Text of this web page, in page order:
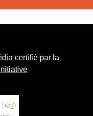
certifié par la